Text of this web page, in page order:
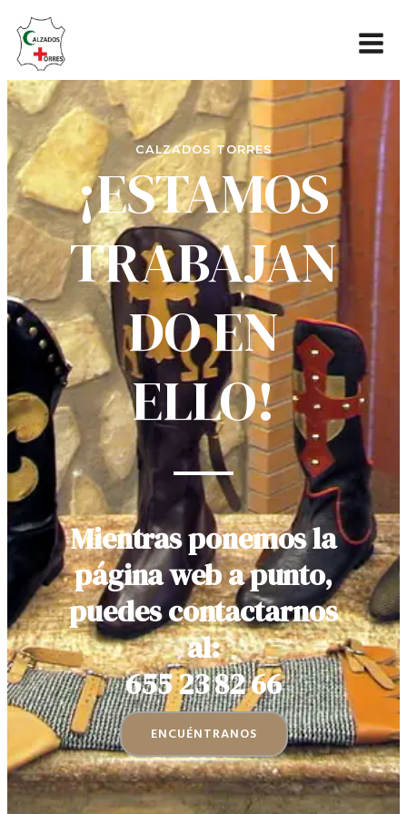
CALZADOS TORRES
¡ESTAMOS
TRABAJAN
DO EN
ELLO!
Mientras ponemos la
página web a punto,
puedes contactarnos
al:
655 23 82 66
ENCUÉNTRANOS